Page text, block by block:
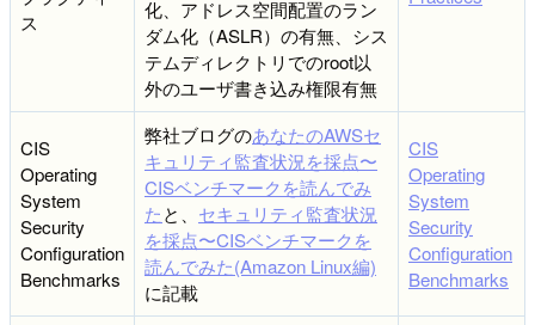
ス
化、アドレス空間配置のラン
ダム化（ASLR）の有無、シス
テムディレクトリでのroot以
外のユーザ書き込み権限有無
CIS
Operating
System
Security
Configuration
Benchmarks
弊社ブログのあなたのAWSセ
キュリティ監査状況を採点〜
CISベンチマークを読んでみ
たと、 セキュリティ監査状況
を採点〜CISベンチマークを
読んでみた(Amazon Linux編)
に記載
CIS
Operating
System
Security
Configuration
Benchmarks